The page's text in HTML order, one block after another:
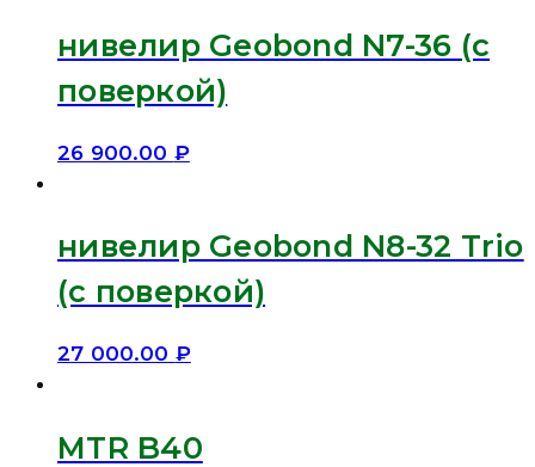
нивелир Geobond N7-36 (с
поверкой)
26 900.00 ₽
нивелир Geobond N8-32 Trio
(с поверкой)
27 000.00 ₽
MTR B40